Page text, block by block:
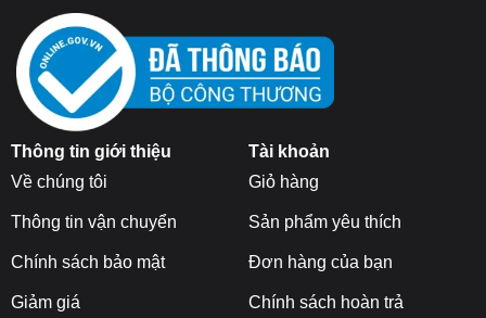
Thông tin giới thiệu
Về chúng tôi
Thông tin vận chuyển
Chính sách bảo mật
Giảm giá
Tài khoản
Giỏ hàng
Sản phẩm yêu thích
Đơn hàng của bạn
Chính sách hoàn trả